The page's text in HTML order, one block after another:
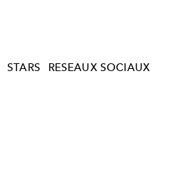
STARS
RESEAUX SOCIAUX